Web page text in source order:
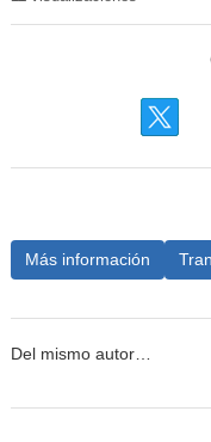
Más información
Del mismo autor…